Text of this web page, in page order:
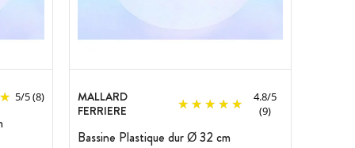
5/5(8)
MALLARD
FERRIERE
4.8/5
(9)
Bassine Plastique dur Ø 32 cm